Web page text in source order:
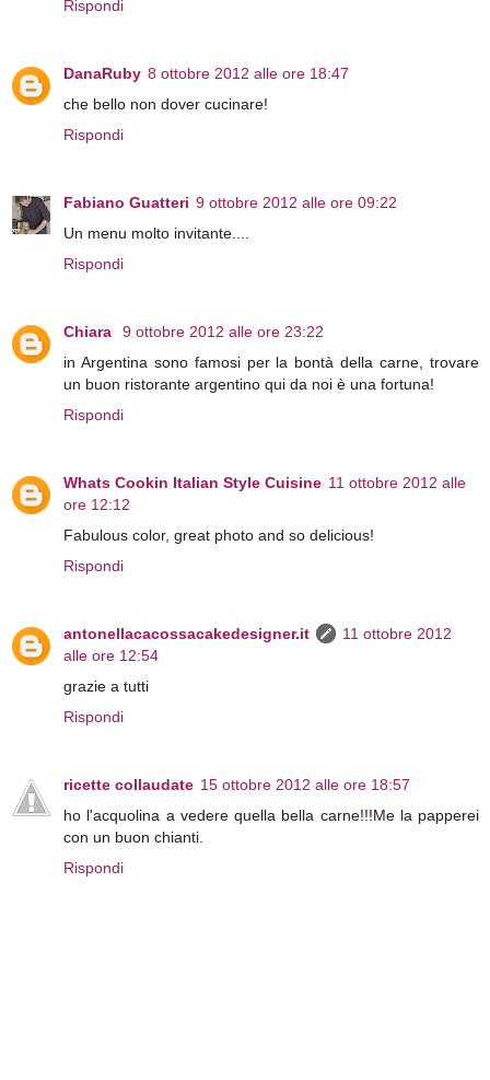
Rispondi
DanaRuby 8 ottobre 2012 alle ore 18:47
che bello non dover cucinare!
Rispondi
Fabiano Guatteri 9 ottobre 2012 alle ore 09:22
Un menu molto invitante....
Rispondi
Chiara
9 ottobre 2012 alle ore 23:22
in Argentina sono famosi per la bontà della carne, trovare
un buon ristorante argentino qui da noi è una fortuna!
Rispondi
Whats Cookin Italian Style Cuisine 11 ottobre 2012 alle
ore 12:12
Fabulous color, great photo and so delicious!
Rispondi
antonellacacossacakedesigner.it
11 ottobre 2012
alle ore 12:54
grazie a tutti
Rispondi
ricette collaudate 15 ottobre 2012 alle ore 18:57
ho l'acquolina a vedere quella bella carne!!!Me la papperei
con un buon chianti.
Rispondi